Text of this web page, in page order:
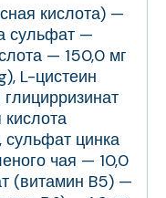
кислота) —
сульфат —
— 150,0 мг
L-цистеин
цинка
чая — 10,0
(витамин B5) —